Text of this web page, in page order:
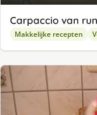
Carpaccio van
Makkelijke recepten